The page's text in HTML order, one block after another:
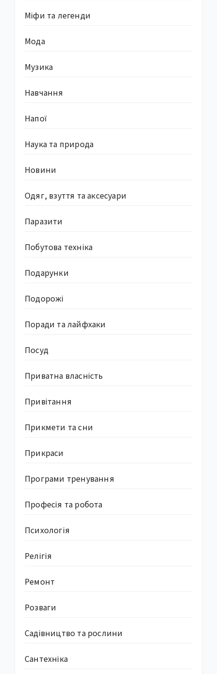
Міфи та легенди
Мода
Музика
Навчання
Напої
Наука та природа
Новини
Одяг, взуття та аксесуари
Паразити
Побутова техніка
Подарунки
Подорожі
Поради та лайфхаки
Посуд
Приватна власність
Привітання
Прикмети та сни
Прикраси
Програми тренування
Професія та робота
Психологія
Релігія
Ремонт
Розваги
Садівництво та рослини
Сантехніка